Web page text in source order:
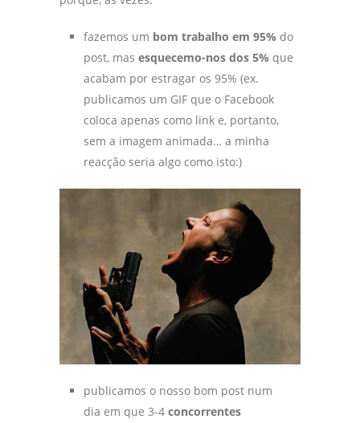
fazemos um bom trabalho em 95% do
post, mas esquecemo-nos dos 5% que
acabam por estragar os 95% (ex.
publicamos um GIF que o Facebook
coloca apenas como link e, portanto,
sem a imagem animada… a minha
reacção seria algo como isto:)
publicamos o nosso bom post num
dia em que 3-4 concorrentes